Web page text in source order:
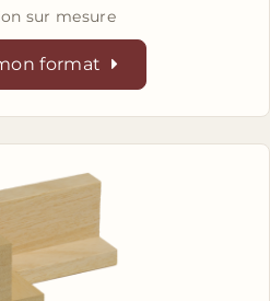
sur mesure
format